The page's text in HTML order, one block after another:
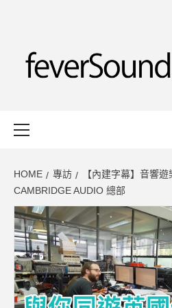
HOME 專訪
【內建字幕】音響
CAMBRIDGE AUDIO 總部